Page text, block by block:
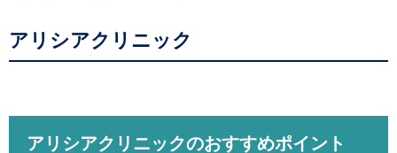
アリシアクリニック
アリシアクリニックのおすすめポイント